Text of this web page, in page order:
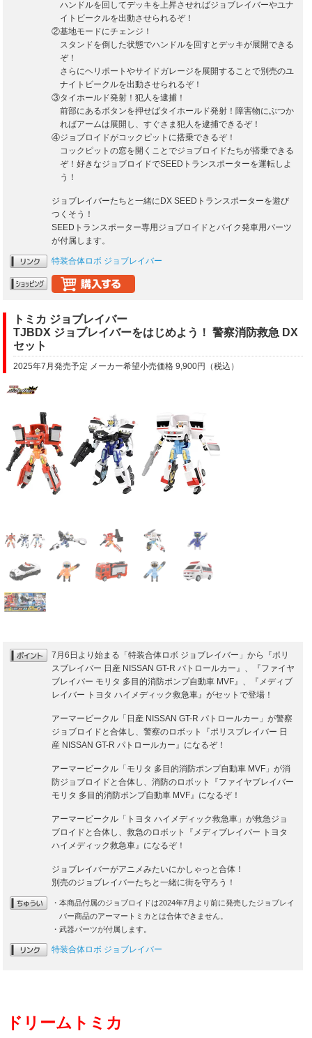
ハンドルを回してデッキを上昇させればジョブレイバーやユナ
イトビークルを出動させられるぞ！
②基地モードにチェンジ！
スタンドを倒した状態でハンドルを回すとデッキが展開できる
ぞ！
さらにヘリポートやサイドガレージを展開することで別売のユ
ナイトビークルを出動させられるぞ！
③タイホールド発射！犯人を逮捕！
前部にあるボタンを押せばタイホールド発射！障害物にぶつか
ればアームは展開し、すぐさま犯人を逮捕できるぞ！
④ジョブロイドがコックピットに搭乗できるぞ！
コックピットの窓を開くことでジョブロイドたちが搭乗できる
ぞ！好きなジョブロイドでSEEDトランスポーターを運転しよ
う！
ジョブレイバーたちと一緒にDX SEEDトランスポーターを遊び
つくそう！
SEEDトランスポーター専用ジョブロイドとバイク発車用パーツ
が付属します。
特装合体ロボ ジョブレイバー
トミカ ジョブレイバー
TJBDX ジョブレイバーをはじめよう！ 警察消防救急 DX
セット
2025年7月発売予定 メーカー希望小売価格 9,900円（税込）
7月6日より始まる「特装合体ロボ ジョブレイバー」から『ポリ
スブレイバー 日産 NISSAN GT-R パトロールカー』、『ファイヤ
ブレイバー モリタ 多目的消防ポンプ自動車 MVF』、『メディブ
レイバー トヨタ ハイメディック救急車』がセットで登場！
アーマービークル「日産 NISSAN GT-R パトロールカー」が警察
ジョブロイドと合体し、警察のロボット『ポリスブレイバー 日
産 NISSAN GT-R パトロールカー』になるぞ！
アーマービークル「モリタ 多目的消防ポンプ自動車 MVF」が消
防ジョブロイドと合体し、消防のロボット『ファイヤブレイバー
モリタ 多目的消防ポンプ自動車 MVF』になるぞ！
アーマービークル「トヨタ ハイメディック救急車」が救急ジョ
ブロイドと合体し、救急のロボット『メディブレイバー トヨタ
ハイメディック救急車』になるぞ！
ジョブレイバーがアニメみたいにかしゃっと合体！
別売のジョブレイバーたちと一緒に街を守ろう！
・本商品付属のジョブロイドは2024年7月より前に発売したジョブレイ
バー商品のアーマートミカとは合体できません。
・武器パーツが付属します。
特装合体ロボ ジョブレイバー
ドリームトミカ